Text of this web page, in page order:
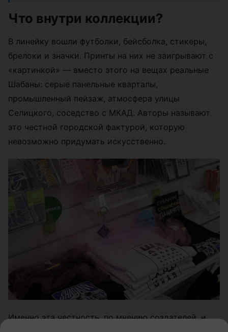
Что внутри коллекции?
В линейку вошли футболки, бейсболка, стикеры,
брелоки и значки. Принты на них не заигрывают с
«картинкой» — вместо этого на вещах реальные
Шабаны: серые панельные кварталы,
промышленный пейзаж, атмосфера улицы
Селицкого, соседство с МКАД. Авторы называют
это честной городской фактурой, которую
невозможно придумать искусственно.
Именно эта честность, по мнению создателей, и